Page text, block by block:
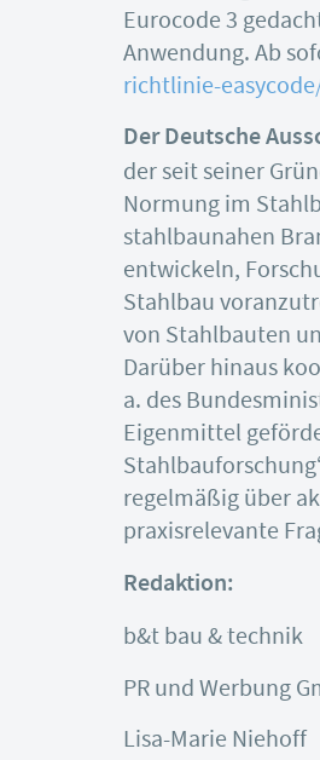
Eurocode 3
Anwendung. Ab
richtlinie-
Der Deutsche
der seit seiner
Normung im
stahlbaunahen
entwickeln,
Stahlbau
von Stahlbauten
Darüber hinaus
a. des
Eigenmittel
regelmäßig über
praxisrelevante
Redaktion:
b&t bau &
PR und
Lisa-Marie Niehoff